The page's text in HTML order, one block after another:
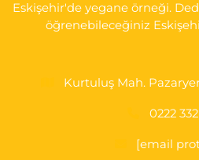
Eskişehir'de yegane örneği.
öğrenebileceğiniz
Kurtuluş Mah.
0222 332
[email